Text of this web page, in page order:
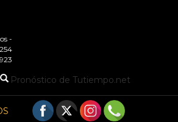
-
Pronóstico de Tutiempo.net